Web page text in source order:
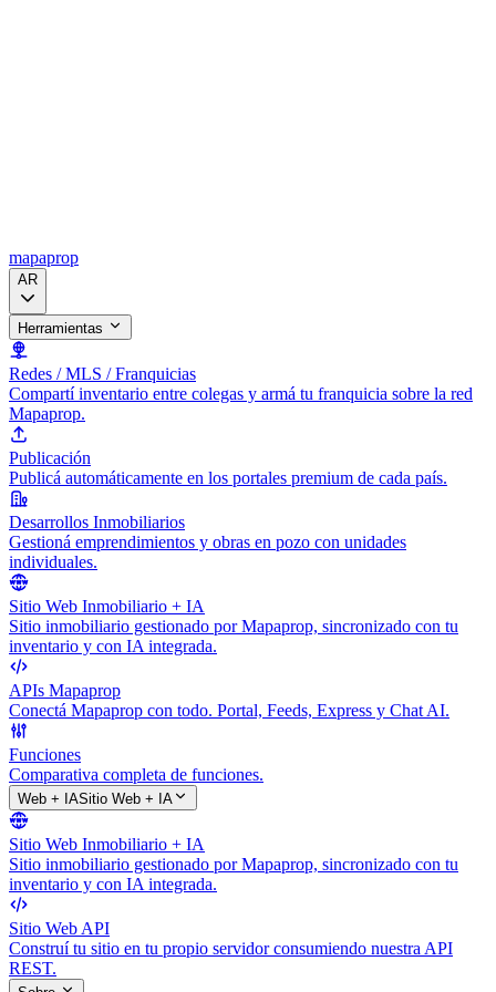
mapaprop
AR
Herramientas
Redes / MLS / Franquicias
Compartí inventario entre colegas y armá tu franquicia sobre la red
Mapaprop.
Publicación
Publicá automáticamente en los portales premium de cada país.
Desarrollos Inmobiliarios
Gestioná emprendimientos y obras en pozo con unidades
individuales.
Sitio Web Inmobiliario + IA
Sitio inmobiliario gestionado por Mapaprop, sincronizado con tu
inventario y con IA integrada.
APIs Mapaprop
Conectá Mapaprop con todo. Portal, Feeds, Express y Chat AI.
Funciones
Comparativa completa de funciones.
Web + IASitio Web + IA
Sitio Web Inmobiliario + IA
Sitio inmobiliario gestionado por Mapaprop, sincronizado con tu
inventario y con IA integrada.
Sitio Web API
Construí tu sitio en tu propio servidor consumiendo nuestra API
REST.